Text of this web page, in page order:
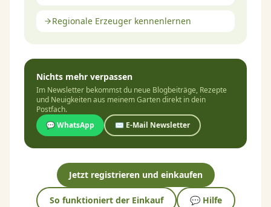
Regionale Erzeuger kennenlernen
Nichts mehr verpassen
Im Newsletter bekommst du neue Blogbeiträge, Rezepte
und Neuigkeiten aus meinem Garten direkt in dein
Postfach.
💬 WhatsApp
✉️ E-Mail Newsletter
Jetzt registrieren und einkaufen
So funktioniert der Einkauf 💬 Hilfe